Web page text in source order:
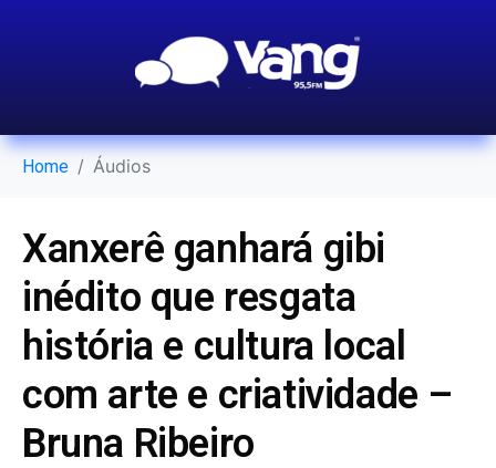
Home Áudios
Xanxerê ganhará gibi
inédito que resgata
história e cultura local
com arte e criatividade –
Bruna Ribeiro